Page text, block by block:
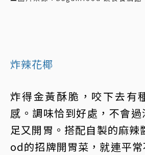
炸辣花椰
炸得金黃酥脆，咬下去有
感。調味恰到好處，不會
足又開胃。搭配自製的麻
od的招牌開胃菜，就連平常